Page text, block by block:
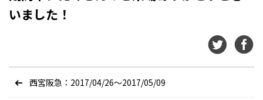
いました！
西宮阪急：2017/04/26〜2017/05/09